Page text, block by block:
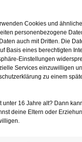
Cookies und
personenbezogene
auch mit Dritten. Die
Basis eines berechtigten
Einstellungen
Services einzuwilligen
zu einem
unter 16 Jahre alt? Dann
deine Eltern oder
jedoch
Arbeitsplatzes
vom 27.2.2018.
des Arbeitgebers
informieren.
ob er seine
Termin
an den Arbeitgeber
Vertragsangebot
Änderungsvertrag